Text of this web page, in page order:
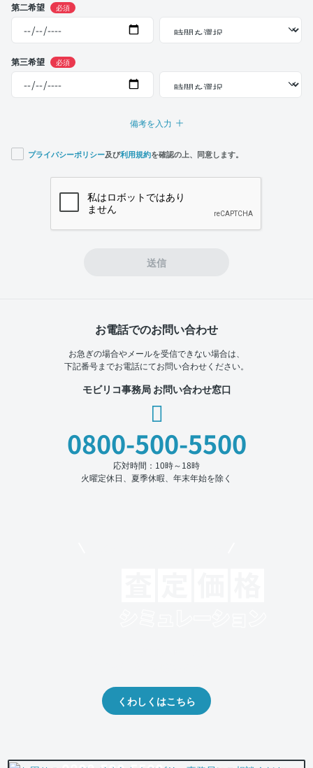
第二希望 必須
第三希望 必須
備考を入力
プライバシーポリシー及び利用規約を確認の上、同意します。
送信
お電話でのお問い合わせ
お急ぎの場合やメールを受信できない場合は、
下記番号までお電話にてお問い合わせください。
モビリコ事務局 お問い合わせ窓口
0800-500-5500
応対時間：10時～18時
火曜定休日、夏季休暇、年末年始を除く
くわしくはこちら